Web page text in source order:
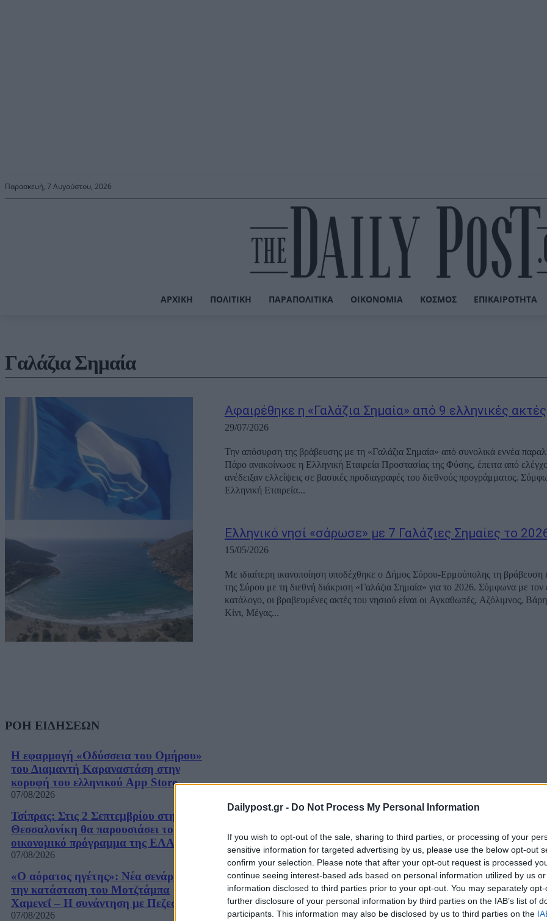
Dailypost.gr - Do Not Process My Personal Information
If you wish to opt-out of the sale, sharing to third parties, or processing of your
sensitive information for targeted advertising by us, please use the below opt-out
confirm your selection. Please note that after your opt-out request is processed
continue seeing interest-based ads based on personal information utilized by us
information disclosed to third parties prior to your opt-out. You may separately
further disclosure of your personal information by third parties on the IAB’s list of
participants. This information may also be disclosed by us to third parties on the
Παρασκευή, 7 Αυγούστου, 2026
ΑΡΧΙΚΉ ΠΟΛΙΤΙΚΉ ΠΑΡΑΠΟΛΙΤΙΚΆ ΟΙΚΟΝΟΜΊΑ ΚΌΣΜΟΣ ΕΠΙΚΑΙΡΌΤΗΤΑ
Γαλάζια Σημαία
Αφαιρέθηκε η «Γαλάζια Σημαία» από 9 ελληνικές ακτές
29/07/2026
Την απόσυρση της βράβευσης με τη «Γαλάζια Σημαία» από συνολικά εννέα
Πάρο ανακοίνωσε η Ελληνική Εταιρεία Προστασίας της Φύσης, έπειτα από
ανέδειξαν ελλείψεις σε βασικές προδιαγραφές του διεθνούς προγράμματος.
Ελληνική Εταιρεία...
Ελληνικό νησί «σάρωσε» με 7 Γαλάζιες Σημαίες το
15/05/2026
Με ιδιαίτερη ικανοποίηση υποδέχθηκε ο Δήμος Σύρου-Ερμούπολης τη βράβευση
της Σύρου με τη διεθνή διάκριση «Γαλάζια Σημαία» για το 2026. Σύμφωνα με τον
κατάλογο, οι βραβευμένες ακτές του νησιού είναι οι Αγκαθωπές, Αζόλιμνος,
Κίνι, Μέγας...
ΡΟΗ ΕΙΔΗΣΕΩΝ
Η εφαρμογή «Οδύσσεια του Ομήρου»
του Διαμαντή Καραναστάση στην
κορυφή του ελληνικού App Store
07/08/2026
Τσίπρας: Στις 2 Σεπτεμβρίου στη
Θεσσαλονίκη θα παρουσιάσει το
οικονομικό πρόγραμμα της ΕΛΑΣ
07/08/2026
«Ο αόρατος ηγέτης»: Νέα σενάρια για
την κατάσταση του Μοτζτάμπα
Χαμενεΐ – Η συνάντηση με Πεζεσκιάν
07/08/2026